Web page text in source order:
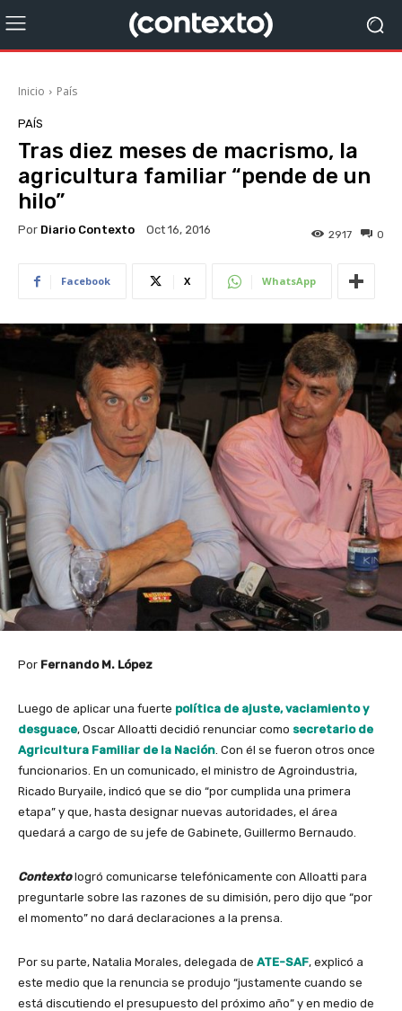
Inicio País
PAÍS
Tras diez meses de macrismo, la
agricultura familiar “pende de un
hilo”
Por Diario Contexto Oct 16, 2016 0
2917
Facebook X WhatsApp
Por Fernando M. López
Luego de aplicar una fuerte política de ajuste, vaciamiento y
desguace, Oscar Alloatti decidió renunciar como secretario de
Agricultura Familiar de la Nación . Con él se fueron otros once
funcionarios. En un comunicado, el ministro de Agroindustria,
Ricado Buryaile, indicó que se dio “por cumplida una primera
etapa” y que, hasta designar nuevas autoridades, el área
quedará a cargo de su jefe de Gabinete, Guillermo Bernaudo.
Contextologró comunicarse telefónicamente con Alloatti para
preguntarle sobre las razones de su dimisión, pero dijo que “por
el momento” no dará declaraciones a la prensa.
Por su parte, Natalia Morales, delegada de ATE-SAF, explicó a
este medio que la renuncia se produjo “justamente cuando se
está discutiendo el presupuesto del próximo año” y en medio de